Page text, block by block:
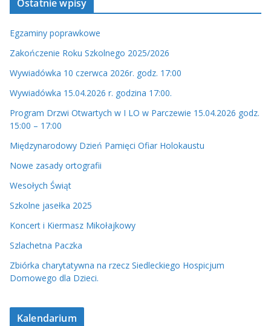
e
o
Ostatnie wpisy
Egzaminy poprawkowe
Zakończenie Roku Szkolnego 2025/2026
Wywiadówka 10 czerwca 2026r. godz. 17:00
Wywiadówka 15.04.2026 r. godzina 17:00.
Program Drzwi Otwartych w I LO w Parczewie 15.04.2026 godz.
15:00 – 17:00
Międzynarodowy Dzień Pamięci Ofiar Holokaustu
Nowe zasady ortografii
Wesołych Świąt
Szkolne jasełka 2025
Koncert i Kiermasz Mikołajkowy
Szlachetna Paczka
Zbiórka charytatywna na rzecz Siedleckiego Hospicjum
Domowego dla Dzieci.
Kalendarium